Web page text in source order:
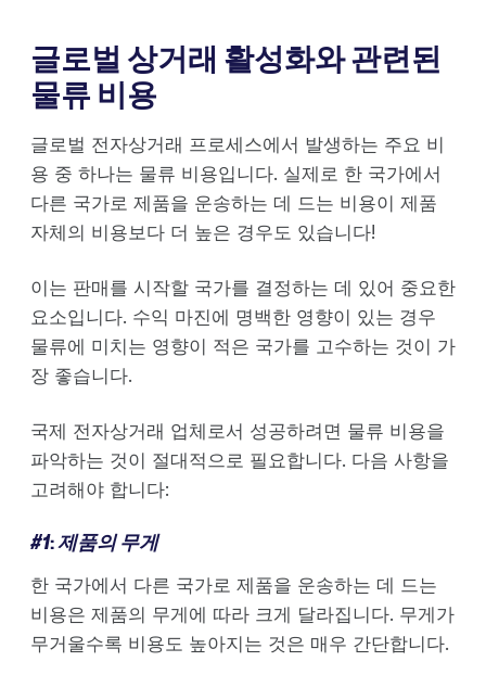
글로벌 상거래 활성화와 관련된
물류 비용
글로벌 전자상거래 프로세스에서 발생하는 주요 비
용 중 하나는 물류 비용입니다. 실제로 한 국가에서
다른 국가로 제품을 운송하는 데 드는 비용이 제품
자체의 비용보다 더 높은 경우도 있습니다!
이는 판매를 시작할 국가를 결정하는 데 있어 중요한
요소입니다. 수익 마진에 명백한 영향이 있는 경우
물류에 미치는 영향이 적은 국가를 고수하는 것이 가
장 좋습니다.
국제 전자상거래 업체로서 성공하려면 물류 비용을
파악하는 것이 절대적으로 필요합니다. 다음 사항을
고려해야 합니다:
#1:제품의 무게
한 국가에서 다른 국가로 제품을 운송하는 데 드는
비용은 제품의 무게에 따라 크게 달라집니다. 무게가
무거울수록 비용도 높아지는 것은 매우 간단합니다.